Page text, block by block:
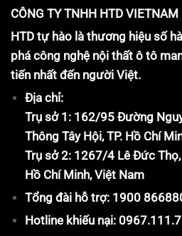
CÔNG TY TNHH HTD VIETNAM
HTD tự hào là thương hiệu số
phá công nghệ nội thất ô tô
tiến nhất đến người Việt.
Địa chỉ:
Trụ sở 1: 162/95 Đường
Thông Tây Hội, TP. Hồ Chí
Trụ sở 2: 1267/4 Lê Đức
Hồ Chí Minh, Việt Nam
Tổng đài hỗ trợ: 1900
Hotline khiếu nại: